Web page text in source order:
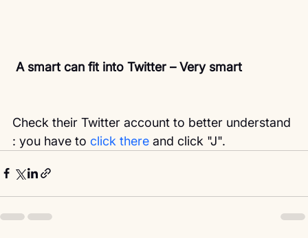
A smart can fit into Twitter – Very smart
Check their Twitter account to better understand
: you have to click there and click "J".